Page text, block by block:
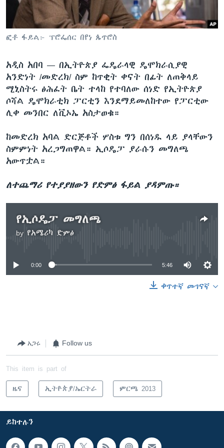
ቋንቋዎች
ፎቶ ፋይል፦ ፕሮፌሰር በየነ ጴጥሮስ
አዲስ አበባ — በኢትዮጵያ ፌዴራላዊ ዴሞክራሲያዊ
አንድነት /መድረክ/ ስም ከጥቂት ቀናት በፊት ለጠቅላይ
ሚኒስትሩ ፅሕፈት ቤት ተላከ የተባለው ሰነድ የኢትዮጵያ
ሶሻል ዴሞክራቲክ ፓርቲን እንደማይመለከተው የፓርቲው
ሊቀ መንበር ለቪኦኤ አስታወቁ።
ከመድረክ አባል ድርጅቶች ሦስቱ ግን በሰነዱ ላይ ያላቸውን
ስምምነት አረጋግጠዋል። ኢሶዴፓ ያራሱን መግለጫ
አውጥቷል።
ለተጨማሪ የተያያዘውን የድምፅ ፋይል ያዳምጡ።
የኢሶዴፓ መግለጫ
by የአሜሪካ ድምፅ
No media source currently available
0:00 5:46
ቀጥተኛ መገናኛ
አጋሩ Follow us
This item is part of
ዜና ኢትዮጵያ/ኤርትራ ምርጫ 2013
ይከተሉን